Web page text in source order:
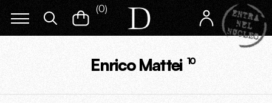
(0)
Enrico Mattei 10